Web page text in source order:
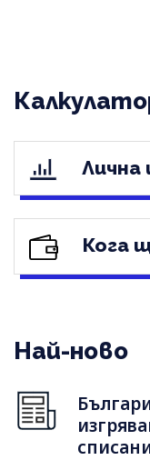
Лична
Кога
Най-ново